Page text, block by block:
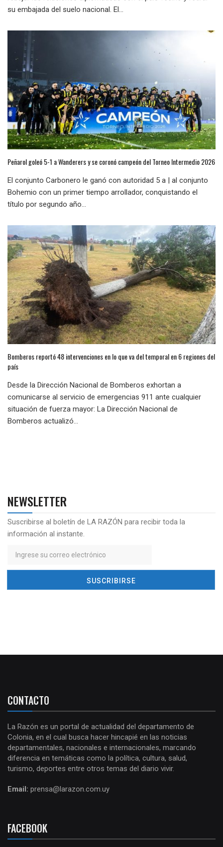
su embajada del suelo nacional. El...
Peñarol goleó 5-1 a Wanderers y se coronó campeón del Torneo Intermedio 2026
El conjunto Carbonero le ganó con autoridad 5 a | al conjunto
Bohemio con un primer tiempo arrollador, conquistando el
título por segundo año...
Bomberos reportó 48 intervenciones en lo que va del temporal en 6 regiones del
país
Desde la Dirección Nacional de Bomberos exhortan a
comunicarse al servicio de emergencias 911 ante cualquier
situación de fuerza mayor: La Dirección Nacional de
Bomberos actualizó...
NEWSLETTER
Suscribirse al boletín de LA RAZÓN para recibir toda la
información al instante.
CONTACTO
La Razón es un portal de actualidad del departamento de
Colonia, en el cual busca hacer hincapié en las noticias
departamentales, nacionales e internacionales, marcando
diferencia en temáticas como la política, cultura, salud,
turismo, deportes entre otros temas del diario vivir.
Email: prensa@larazon.com.uy
FACEBOOK